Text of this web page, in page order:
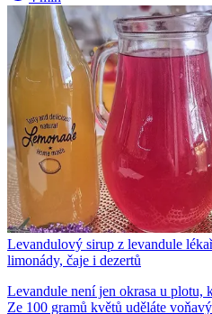
Levandulový sirup z levandule
limonády, čaje i dezertů
Levandule není jen okrasa u plotu,
Ze 100 gramů květů uděláte